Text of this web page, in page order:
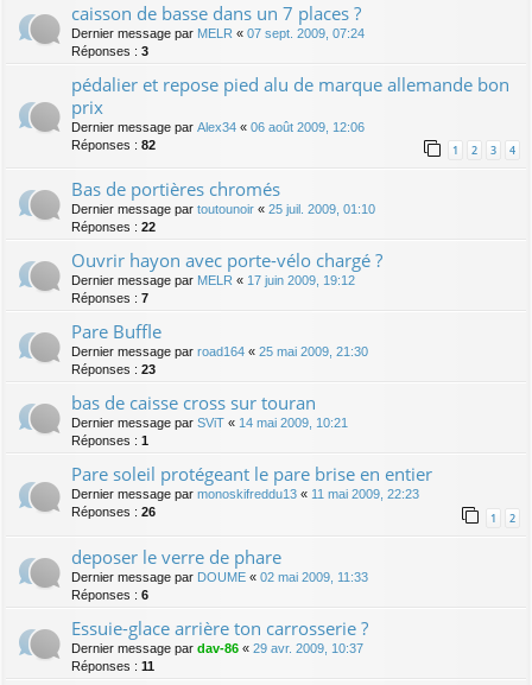
caisson de basse dans un 7 places ?
Dernier message par MELR « 07 sept. 2009, 07:24
Réponses : 3
pédalier et repose pied alu de marque allemande bon
prix
Dernier message par Alex34 « 06 août 2009, 12:06
Réponses : 82 1 2 3 4
Bas de portières chromés
Dernier message par toutounoir « 25 juil. 2009, 01:10
Réponses : 22
Ouvrir hayon avec porte-vélo chargé ?
Dernier message par MELR « 17 juin 2009, 19:12
Réponses : 7
Pare Buffle
Dernier message par road164 « 25 mai 2009, 21:30
Réponses : 23
bas de caisse cross sur touran
Dernier message par SViT « 14 mai 2009, 10:21
Réponses : 1
Pare soleil protégeant le pare brise en entier
Dernier message par monoskifreddu13 « 11 mai 2009, 22:23
Réponses : 26 1 2
deposer le verre de phare
Dernier message par DOUME « 02 mai 2009, 11:33
Réponses : 6
Essuie-glace arrière ton carrosserie ?
Dernier message par dav-86 « 29 avr. 2009, 10:37
Réponses : 11